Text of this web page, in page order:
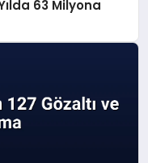
63 Milyona